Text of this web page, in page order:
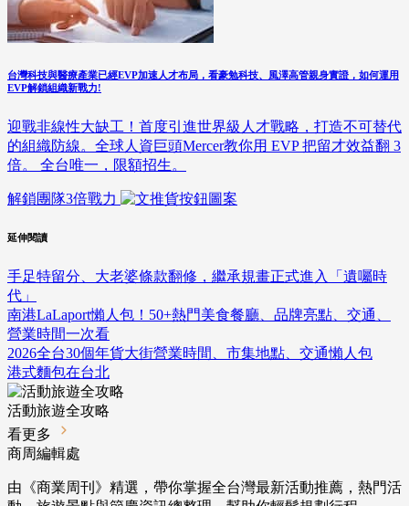
台灣科技與醫療產業已經EVP加速人才布局，看豪勉科技、風澤高管親身實證，如何運用
EVP解鎖組織新戰力!
迎戰非線性大缺工！首度引進世界級人才戰略，打造不可替代
的組織防線。全球人資巨頭Mercer教你用 EVP 把留才效益翻 3
倍。 全台唯一，限額招生。
解鎖團隊3倍戰力
延伸閱讀
手足特留分、大老婆條款翻修，繼承規畫正式進入「遺囑時
代」
南港LaLaport懶人包！50+熱門美食餐廳、品牌亮點、交通、
營業時間一次看
2026全台30個年貨大街營業時間、市集地點、交通懶人包
港式麵包在台北
活動旅遊全攻略
看更多
商周編輯處
由《商業周刊》精選，帶你掌握全台灣最新活動推薦，熱門活